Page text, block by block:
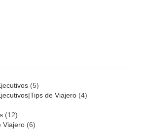
(5)
de Viajero (4)
(12)
Viajero (6)